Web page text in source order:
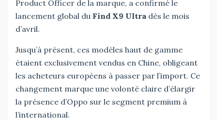
Product Officer de la marque, a confirmé le
lancement global du Find X9 Ultra dès le mois
d’avril.
Jusqu’à présent, ces modèles haut de gamme
étaient exclusivement vendus en Chine, obligeant
les acheteurs européens à passer par l’import. Ce
changement marque une volonté claire d’élargir
la présence d’Oppo sur le segment premium à
l’international.